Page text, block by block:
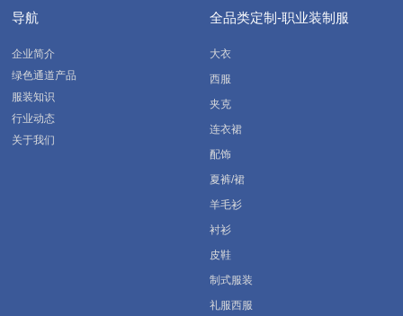
导航
企业简介
绿色通道产品
服装知识
行业动态
关于我们
全品类定制-职业装制服
大衣
西服
夹克
连衣裙
配饰
夏裤/裙
羊毛衫
衬衫
皮鞋
制式服装
礼服西服